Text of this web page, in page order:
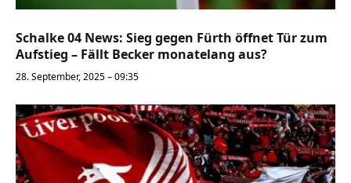
Schalke 04 News: Sieg gegen Fürth öffnet Tür zum
Aufstieg – Fällt Becker monatelang aus?
28. September, 2025 – 09:35